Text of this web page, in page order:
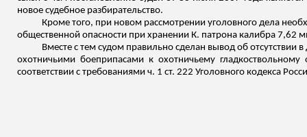
новое судебное разбирательство.
Кроме того, при новом рассмотрении уголовного дела
общественной опасности при хранении К. патрона калибра 7,62
Вместе с тем судом правильно сделан вывод об отсутствии
охотничьими боеприпасами к охотничьему
соответствии с требованиями ч. 1 ст. 222 Уголовного кодекса